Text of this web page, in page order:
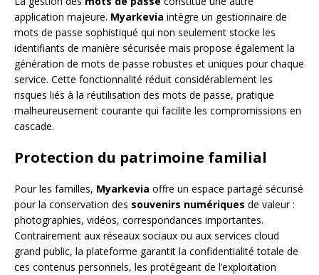
application majeure. Myarkevia intègre un gestionnaire de
mots de passe sophistiqué qui non seulement stocke les
identifiants de manière sécurisée mais propose également la
génération de mots de passe robustes et uniques pour chaque
service. Cette fonctionnalité réduit considérablement les
risques liés à la réutilisation des mots de passe, pratique
malheureusement courante qui facilite les compromissions en
cascade.
Protection du patrimoine familial
Pour les familles, Myarkevia offre un espace partagé sécurisé
pour la conservation des souvenirs numériques de valeur :
photographies, vidéos, correspondances importantes.
Contrairement aux réseaux sociaux ou aux services cloud
grand public, la plateforme garantit la confidentialité totale de
ces contenus personnels, les protégeant de l’exploitation